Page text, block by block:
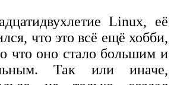
Linux, её
что это всё ещё хобби,
что оно стало большим и
Так или иначе,